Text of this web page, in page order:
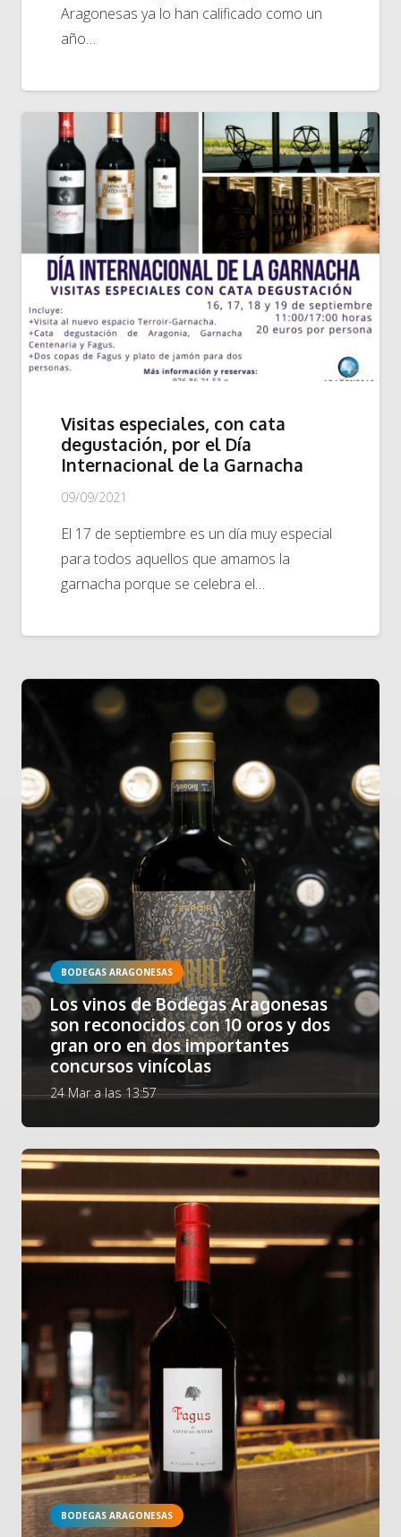
Aragonesas ya lo han calificado como un
año…
Visitas especiales, con cata
degustación, por el Día
Internacional de la Garnacha
09/09/2021
El 17 de septiembre es un día muy especial
para todos aquellos que amamos la
garnacha porque se celebra el…
BODEGAS ARAGONESAS
Los vinos de Bodegas Aragonesas
son reconocidos con 10 oros y dos
gran oro en dos importantes
concursos vinícolas
24 Mar a las 13:57
BODEGAS ARAGONESAS